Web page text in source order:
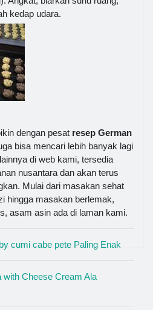
kedap udara.
dengan pesat resep German
bisa mencari lebih banyak lagi
di web kami, tersedia
nusantara dan akan terus
Mulai dari masakan sehat
hingga masakan berlemak,
asam asin ada di laman kami.
cumi cabe pete Paling Enak
with Cheese Cream Ala